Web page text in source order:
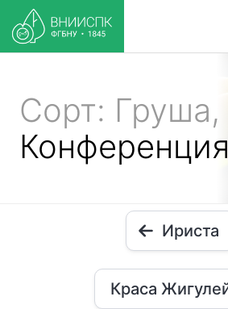
Сорт: Груша,
Конференция
Ириста
Краса